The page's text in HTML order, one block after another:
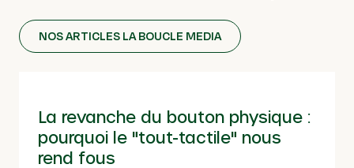
NOS ARTICLES LA BOUCLE MEDIA
La revanche du bouton physique :
pourquoi le "tout-tactile" nous
rend fous